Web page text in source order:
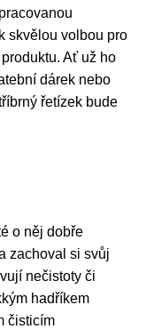
skvělou volbou pro
Ať už ho
dárek nebo
řetízek bude
o něj dobře
zachoval si svůj
nečistoty či
hadříkem
čisticím